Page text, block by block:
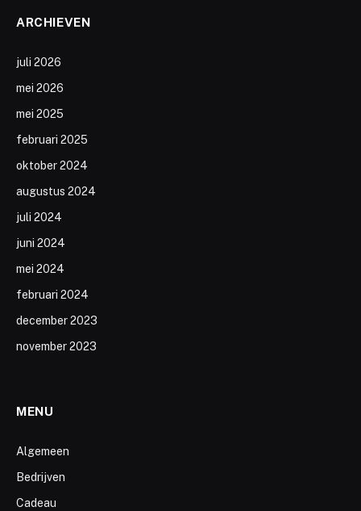
ARCHIEVEN
juli 2026
mei 2026
mei 2025
februari 2025
oktober 2024
augustus 2024
juli 2024
juni 2024
mei 2024
februari 2024
december 2023
november 2023
MENU
Algemeen
Bedrijven
Cadeau